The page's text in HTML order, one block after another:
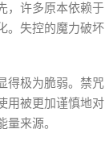
，许多原本依赖于
。失控的魔力破坏
得极为脆弱。禁咒
用被更加谨慎地对
来源。